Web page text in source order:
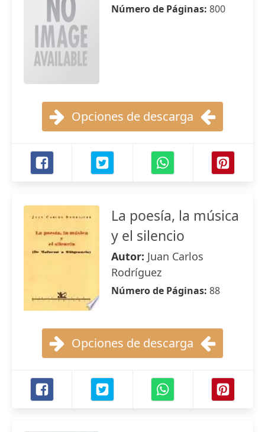
Número de Páginas: 800
Opciones de descarga
La poesía, la música
y el silencio
Autor: Juan Carlos
Rodríguez
Número de Páginas: 88
Opciones de descarga